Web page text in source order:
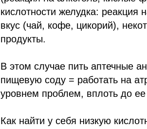
кислотности желудка:
вкус (чай, кофе, цикорий),
продукты.
В этом случае пить аптечные
пищевую соду = работать на
уровнем проблем, вплоть до
Как найти у себя низкую